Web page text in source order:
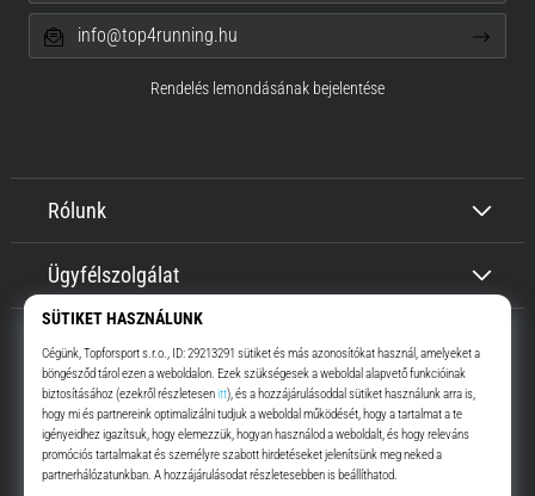
Top4Running.hu
Már több, mint 16 éve motiválunk, hogy menj, és fuss. Gyorsabban.
Velünk. Mindennap.
Rólunk
Ügyfélszolgálat
info@top4running.hu
Rendelés lemondásának bejelentése